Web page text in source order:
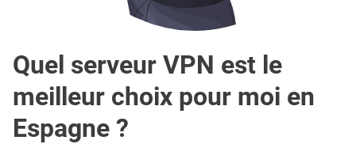
Quel serveur VPN est le
meilleur choix pour moi en
Espagne ?